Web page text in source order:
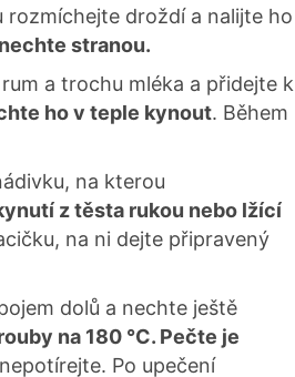
rozmíchejte droždí a nalijte ho
stranou.
a trochu mléka a přidejte k
ho v teple kynout. Během
na kterou
z těsta rukou nebo lžící
na ni dejte připravený
dolů a nechte ještě
na 180 °C. Pečte je
Po upečení